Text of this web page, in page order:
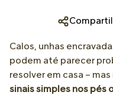
Calos, unhas
podem até parecer
resolver em casa –
sinais simples nos pés